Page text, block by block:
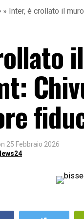
» Inter, è crollato il
25 Febbraio 2026